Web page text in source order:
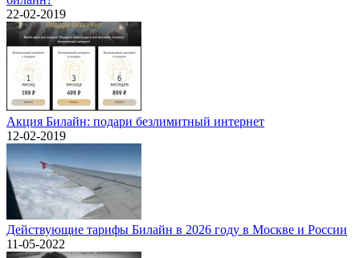
22-02-2019
Акция Билайн: подари безлимитный интернет
12-02-2019
Действующие тарифы Билайн в 2026 году в Москве и России
11-05-2022